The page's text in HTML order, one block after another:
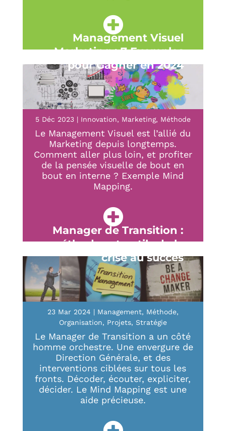
Management Visuel
Marketing : 7 Exemples
pour Gagner en 2024
5 Déc 2023| Innovation, Marketing, Méthode
Le Management Visuel est l’allié du
Marketing depuis longtemps.
Comment aller plus loin, et profiter
de la pensée visuelle de bout en
bout en interne ? Exemple Mind
Mapping.
Manager de Transition :
méthodes et outils de la
crise au succès
23 Mar 2024 | Management, Méthode,
Organisation, Projets, Stratégie
Le Manager de Transition a un côté
homme orchestre. Une envergure de
Direction Générale, et des
interventions ciblées sur tous les
fronts. Décoder, écouter, expliciter,
décider. Le Mind Mapping est une
aide précieuse.